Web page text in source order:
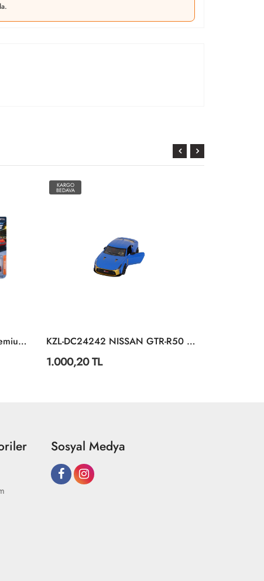
8503000003038 Rescue Premium Cars 6-Asst
KARGO
BEDAVA
KZL-DC24242 NISSAN GTR-R50 1:24 ISIK. SES 32
1.000,20 TL
Sosyal Medya